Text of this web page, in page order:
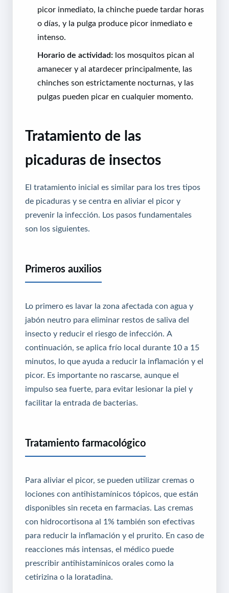
picor inmediato, la chinche puede tardar horas
o días, y la pulga produce picor inmediato e
intenso.
Horario de actividad: los mosquitos pican al
amanecer y al atardecer principalmente, las
chinches son estrictamente nocturnas, y las
pulgas pueden picar en cualquier momento.
Tratamiento de las
picaduras de insectos
El tratamiento inicial es similar para los tres tipos
de picaduras y se centra en aliviar el picor y
prevenir la infección. Los pasos fundamentales
son los siguientes.
Primeros auxilios
Lo primero es lavar la zona afectada con agua y
jabón neutro para eliminar restos de saliva del
insecto y reducir el riesgo de infección. A
continuación, se aplica frío local durante 10 a 15
minutos, lo que ayuda a reducir la inflamación y el
picor. Es importante no rascarse, aunque el
impulso sea fuerte, para evitar lesionar la piel y
facilitar la entrada de bacterias.
Tratamiento farmacológico
Para aliviar el picor, se pueden utilizar cremas o
lociones con antihistamínicos tópicos, que están
disponibles sin receta en farmacias. Las cremas
con hidrocortisona al 1% también son efectivas
para reducir la inflamación y el prurito. En caso de
reacciones más intensas, el médico puede
prescribir antihistamínicos orales como la
cetirizina o la loratadina.